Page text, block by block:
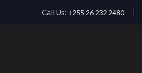
Call Us: +255 26 232 2480